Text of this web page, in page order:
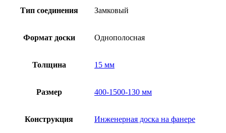
Тип соединения Замковый
Формат доски Однополосная
Толщина 15 мм
Размер 400-1500-130 мм
Конструкция Инженерная доска на фанере